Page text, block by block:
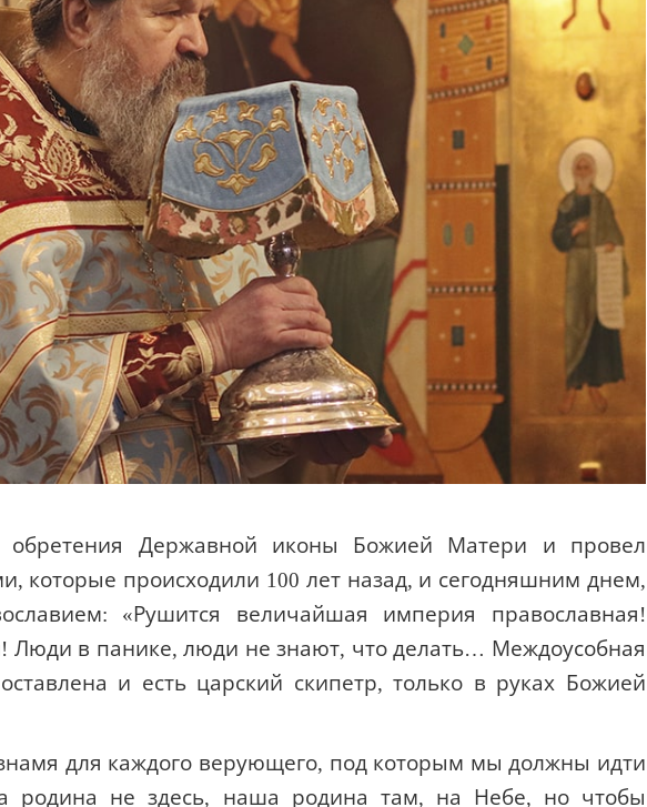
обретения Державной иконы Божией Матери и провел
которые происходили 100 лет назад, и сегодняшним днем,
«Рушится величайшая империя православная!
Люди в панике, люди не знают, что делать… Междоусобная
и есть царский скипетр, только в руках Божией
для каждого верующего, под которым мы должны идти
родина не здесь, наша родина там, на Небе, но чтобы